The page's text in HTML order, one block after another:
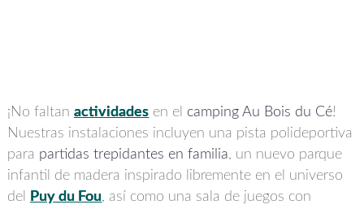
¡No faltan actividadesen el camping Au Bois du Cé!
Nuestras instalaciones incluyen una pista polideportiva
para partidas trepidantes en familia , un nuevo parque
infantil de madera inspirado libremente en el universo
del
Puy du Fou , así como una sala de juegos con